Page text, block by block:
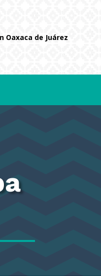
Oaxaca de Juárez